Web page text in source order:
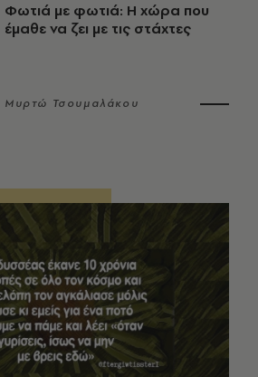
Φωτιά με φωτιά: Η χώρα που
έμαθε να ζει με τις στάχτες
Μυρτώ Τσουμαλάκου